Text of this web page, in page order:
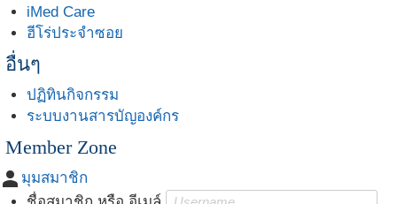
iMed Care
ฮีโร่ประจำซอย
อื่นๆ
ปฏิทินกิจกรรม
ระบบงานสารบัญองค์กร
Member Zone
person มุมสมาชิก